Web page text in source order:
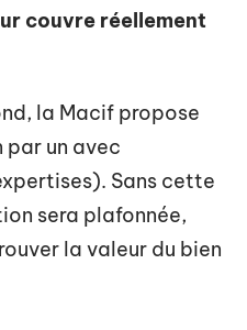
couvre réellement
la Macif propose
par un avec
Sans cette
sera plafonnée,
la valeur du bien